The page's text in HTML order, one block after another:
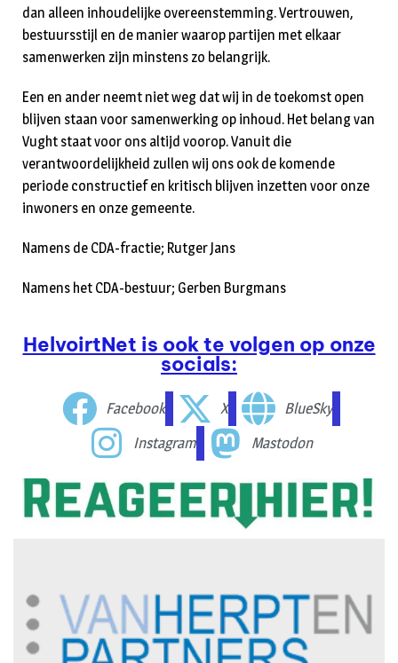
dan alleen inhoudelijke overeenstemming. Vertrouwen,
bestuursstijl en de manier waarop partijen met elkaar
samenwerken zijn minstens zo belangrijk.
Een en ander neemt niet weg dat wij in de toekomst open
blijven staan voor samenwerking op inhoud. Het belang van
Vught staat voor ons altijd voorop. Vanuit die
verantwoordelijkheid zullen wij ons ook de komende
periode constructief en kritisch blijven inzetten voor onze
inwoners en onze gemeente.
Namens de CDA-fractie; Rutger Jans
Namens het CDA-bestuur; Gerben Burgmans
HelvoirtNet is ook te volgen op onze
socials:
Facebook X
BlueSky
Instagram
Mastodon